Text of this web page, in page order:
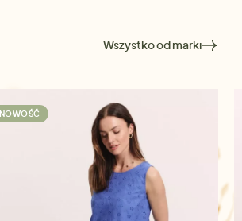
Wszystko od marki
NOWOŚĆ